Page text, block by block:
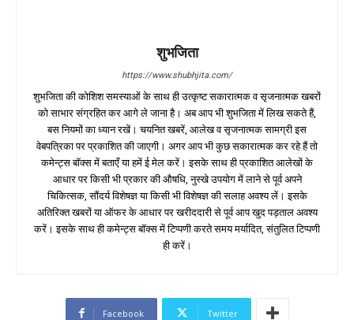
शुभजिता
https://www.shubhjita.com/
शुभजिता की कोशिश समस्याओं के साथ ही उत्कृष्ट सकारात्मक व सृजनात्मक खबरों
को साभार संग्रहित कर आगे ले जाना है। अब आप भी शुभजिता में लिख सकते हैं,
बस नियमों का ध्यान रखें। चयनित खबरें, आलेख व सृजनात्मक सामग्री इस
वेबपत्रिका पर प्रकाशित की जाएगी। अगर आप भी कुछ सकारात्मक कर रहे हैं तो
कमेन्ट्स बॉक्स में बताएँ या हमें ई मेल करें। इसके साथ ही प्रकाशित आलेखों के
आधार पर किसी भी प्रकार की औषधि, नुस्खे उपयोग में लाने से पूर्व अपने
चिकित्सक, सौंदर्य विशेषज्ञ या किसी भी विशेषज्ञ की सलाह अवश्य लें। इसके
अतिरिक्त खबरों या ऑफर के आधार पर खरीददारी से पूर्व आप खुद पड़ताल अवश्य
करें। इसके साथ ही कमेन्ट्स बॉक्स में टिप्पणी करते समय मर्यादित, संतुलित टिप्पणी
ही करें।
Facebook Twitter